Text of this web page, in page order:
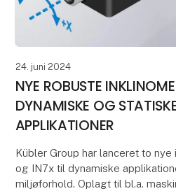
24. juni 2024
NYE ROBUSTE
DYNAMISKE OG
APPLIKATIONER
Kübler Group har lanceret to nye
og IN7x til dynamiske
miljøforhold. Oplagt til bl.a.